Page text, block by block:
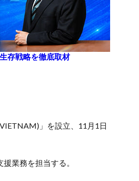
存戦略を徹底取材
」を設立、11月1日
業務を担当する。